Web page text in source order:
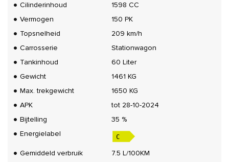
Cilinderinhoud
1598 CC
Vermogen
150 PK
Topsnelheid
209 km/h
Carrosserie
Stationwagon
Tankinhoud
60 Liter
Gewicht
1461 KG
Max. trekgewicht
1650 KG
APK
tot 28-10-2024
Bijtelling
35 %
Energielabel
Gemiddeld verbruik
7.5 L/100KM